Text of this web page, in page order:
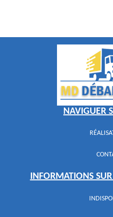
NAVIGUER
INFORMATIONS